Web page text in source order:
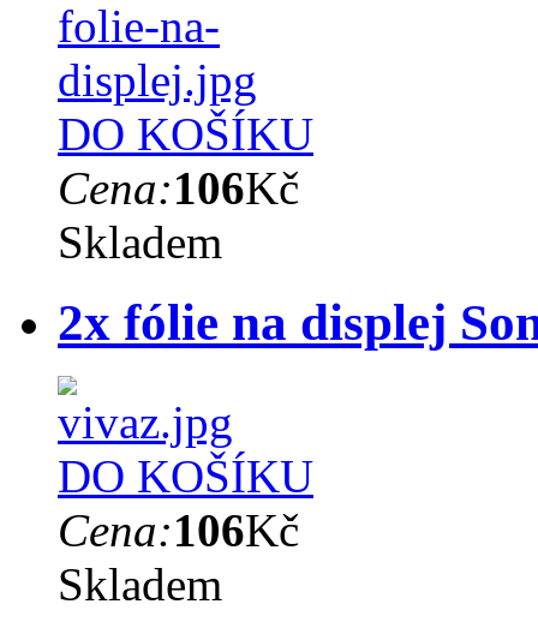
DO KOŠÍKU
Cena:106Kč
Skladem
2x fólie na displej
DO KOŠÍKU
Cena:106Kč
Skladem